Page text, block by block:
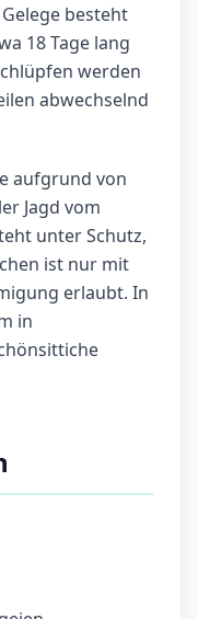
besteht
18 Tage lang
werden
abwechselnd
aufgrund von
Jagd vom
unter Schutz,
ist nur mit
erlaubt. In
in